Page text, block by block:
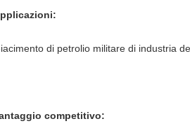
di petrolio militare di industria
competitivo: